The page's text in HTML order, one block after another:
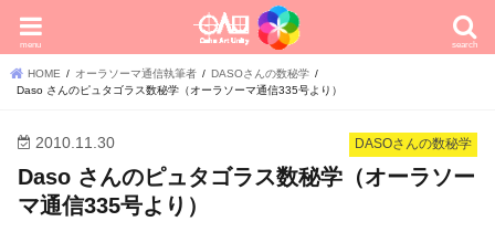
search
menu
HOME オーラソーマ通信執筆者
DASOさんの数秘学
Daso さんのピュタゴラス数秘学（オーラソーマ通信335号より）
DASOさんの数秘学
2010.11.30
Daso さんのピュタゴラス数秘学（オーラソー
マ通信335号より）